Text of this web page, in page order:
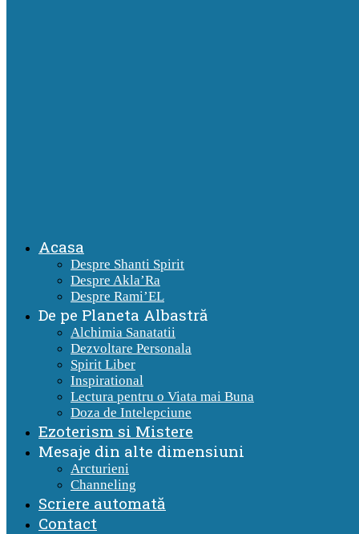
Acasa
Despre Shanti Spirit
Despre Akla’Ra
Despre Rami’EL
De pe Planeta Albastră
Alchimia Sanatatii
Dezvoltare Personala
Spirit Liber
Inspirational
Lectura pentru o Viata mai Buna
Doza de Intelepciune
Ezoterism si Mistere
Mesaje din alte dimensiuni
Arcturieni
Channeling
Scriere automată
Contact